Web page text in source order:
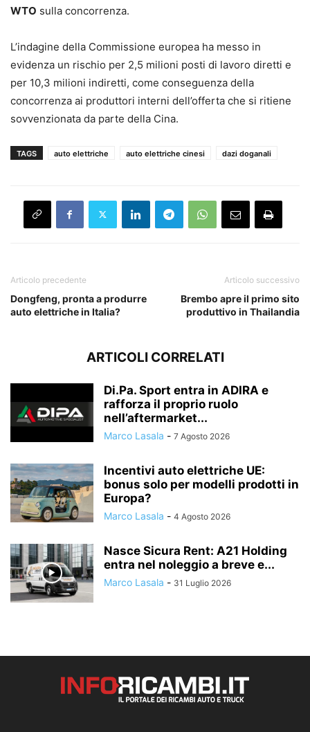
WTO sulla concorrenza.
L’indagine della Commissione europea ha messo in
evidenza un rischio per 2,5 milioni posti di lavoro diretti e
per 10,3 milioni indiretti, come conseguenza della
concorrenza ai produttori interni dell’offerta che si ritiene
sovvenzionata da parte della Cina.
TAGS auto elettriche auto elettriche cinesi dazi doganali
Articolo precedente
Dongfeng, pronta a produrre
auto elettriche in Italia?
Articolo successivo
Brembo apre il primo sito
produttivo in Thailandia
ARTICOLI CORRELATI
Di.Pa. Sport entra in ADIRA e
rafforza il proprio ruolo
nell’aftermarket...
Marco Lasala - 7 Agosto 2026
Incentivi auto elettriche UE:
bonus solo per modelli prodotti in
Europa?
Marco Lasala - 4 Agosto 2026
Nasce Sicura Rent: A21 Holding
entra nel noleggio a breve e...
Marco Lasala - 31 Luglio 2026